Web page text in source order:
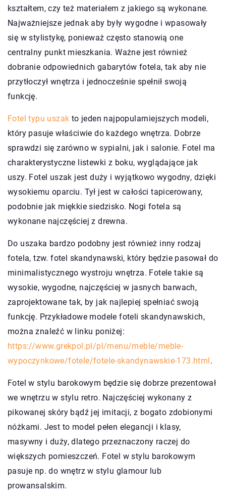
kształtem, czy też materiałem z jakiego są wykonane.
Najważniejsze jednak aby były wygodne i wpasowały
się w stylistykę, ponieważ często stanowią one
centralny punkt mieszkania. Ważne jest również
dobranie odpowiednich gabarytów fotela, tak aby nie
przytłoczył wnętrza i jednocześnie spełnił swoją
funkcję.
Fotel typu uszak to jeden najpopularniejszych modeli,
który pasuje właściwie do każdego wnętrza. Dobrze
sprawdzi się zarówno w sypialni, jak i salonie. Fotel ma
charakterystyczne listewki z boku, wyglądające jak
uszy. Fotel uszak jest duży i wyjątkowo wygodny, dzięki
wysokiemu oparciu. Tył jest w całości tapicerowany,
podobnie jak miękkie siedzisko. Nogi fotela są
wykonane najczęściej z drewna.
Do uszaka bardzo podobny jest również inny rodzaj
fotela, tzw. fotel skandynawski, który będzie pasował do
minimalistycznego wystroju wnętrza. Fotele takie są
wysokie, wygodne, najczęściej w jasnych barwach,
zaprojektowane tak, by jak najlepiej spełniać swoją
funkcję. Przykładowe modele foteli skandynawskich,
można znaleźć w linku poniżej:
https://www.grekpol.pl/pl/menu/meble/meble-
wypoczynkowe/fotele/fotele-skandynawskie-173.html.
Fotel w stylu barokowym będzie się dobrze prezentował
we wnętrzu w stylu retro. Najczęściej wykonany z
pikowanej skóry bądź jej imitacji, z bogato zdobionymi
nóżkami. Jest to model pełen elegancji i klasy,
masywny i duży, dlatego przeznaczony raczej do
większych pomieszczeń. Fotel w stylu barokowym
pasuje np. do wnętrz w stylu glamour lub
prowansalskim.